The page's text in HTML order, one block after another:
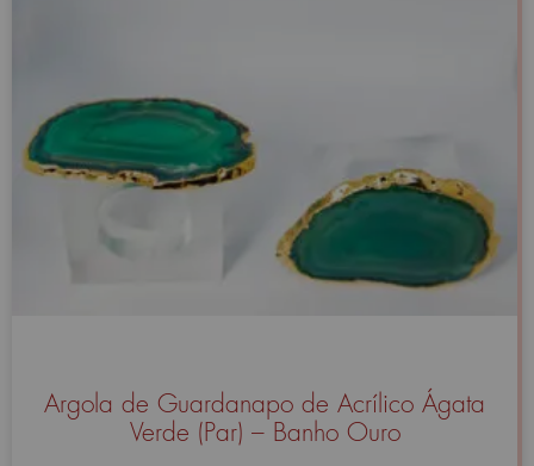
Argola de Guardanapo de Acrílico Ágata
Verde (Par) – Banho Ouro